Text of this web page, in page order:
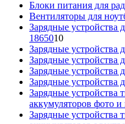
Блоки питания для
Вентиляторы для
Зарядные устройства
186501010
товаров
Зарядные устройства
Зарядные устройства
Зарядные устройства
Зарядные устройства
Зарядные устройства
аккумуляторов фото и
Зарядные устройства